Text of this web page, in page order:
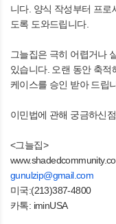
니다. 양식 작성부터 프
도록 도와드립니다.
그늘집은 극히 어렵거나
있습니다. 오랜 동안 축적
케이스를 승인 받아 드립
이민법에 관해 궁금하신
<그늘집>
gunulzip@gmail.com
미국:(213)387-4800
카톡: iminUSA